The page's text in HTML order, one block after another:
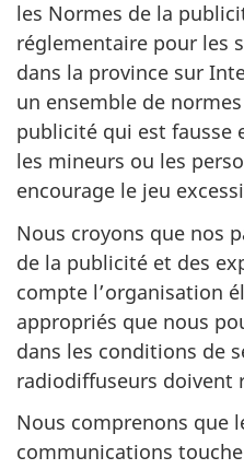
les Normes de la
réglementaire pour les
dans la province sur
un ensemble de
publicité qui est fausse
les mineurs ou les
encourage le jeu
Nous croyons que nos
de la publicité et des
compte l’organisation
appropriés que nous
dans les conditions de
radiodiffuseurs doivent
Nous comprenons que
communications